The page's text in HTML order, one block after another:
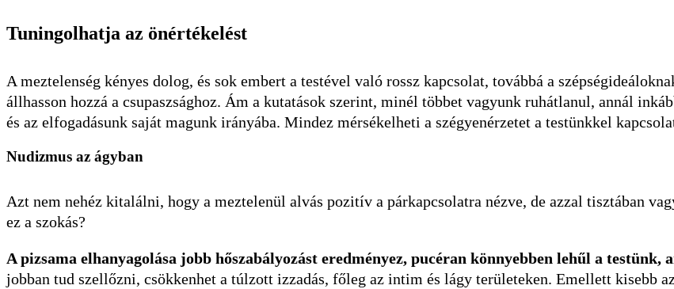
Tuningolhatja az önértékelést
A meztelenség kényes dolog, és sok embert a testével való rossz kapcsolat, továbbá a
állhasson hozzá a csupaszsághoz. Ám a kutatások szerint, minél többet vagyunk ruhátlanul, annál
és az elfogadásunk saját magunk irányába. Mindez mérsékelheti a szégyenérzetet a testünkkel
Nudizmus az ágyban
Azt nem nehéz kitalálni, hogy a meztelenül alvás pozitív a párkapcsolatra nézve, de azzal tisztában
ez a szokás?
A pizsama elhanyagolása jobb hőszabályozást eredményez, pucéran könnyebben lehűl a testünk,
jobban tud szellőzni, csökkenhet a túlzott izzadás, főleg az intim és lágy területeken. Emellett kisebb